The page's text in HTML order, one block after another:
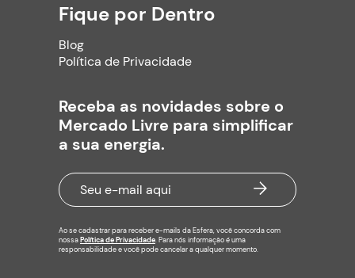
Fique por Dentro
Blog
Política de Privacidade
Receba as novidades sobre o
Mercado Livre para simplificar
a sua energia.
Ao se cadastrar para receber e-mails da Esfera, você concorda com
nossaPolítica de Privacidade. Para nós informação é uma
responsabilidade e você pode cancelar a qualquer momento.